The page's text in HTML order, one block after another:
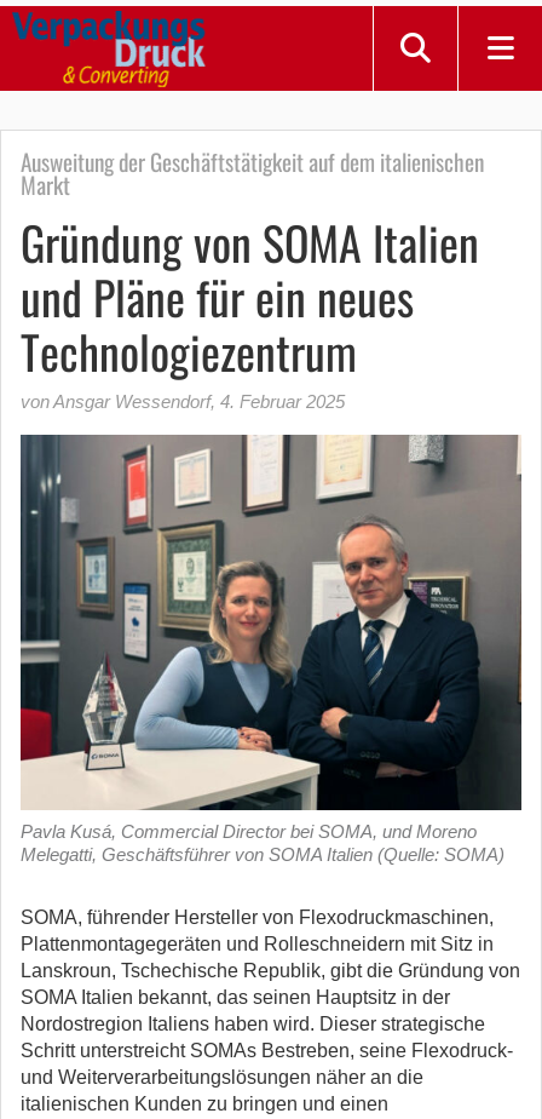
Ausweitung der Geschäftstätigkeit auf dem italienischen
Markt
Gründung von SOMA Italien
und Pläne für ein neues
Technologiezentrum
von Ansgar Wessendorf, 4. Februar 2025
Pavla Kusá, Commercial Director bei SOMA, und Moreno
Melegatti, Geschäftsführer von SOMA Italien (Quelle: SOMA)
SOMA, führender Hersteller von Flexodruckmaschinen,
Plattenmontagegeräten und Rolleschneidern mit Sitz in
Lanskroun, Tschechische Republik, gibt die Gründung von
SOMA Italien bekannt, das seinen Hauptsitz in der
Nordostregion Italiens haben wird. Dieser strategische
Schritt unterstreicht SOMAs Bestreben, seine Flexodruck-
und Weiterverarbeitungslösungen näher an die
italienischen Kunden zu bringen und einen